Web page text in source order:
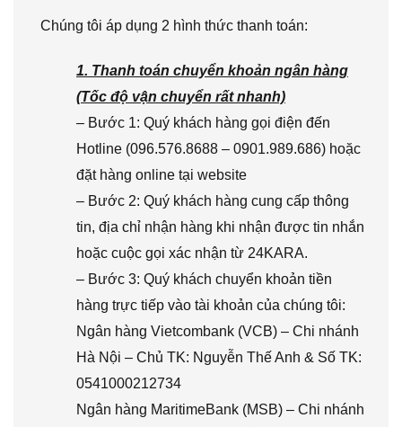
Chúng tôi áp dụng 2 hình thức thanh toán:
1. Thanh toán chuyển khoản ngân hàng
(Tốc độ vận chuyển rất nhanh)
– Bước 1: Quý khách hàng gọi điện đến
Hotline (096.576.8688 – 0901.989.686) hoặc
đặt hàng online tại website
– Bước 2: Quý khách hàng cung cấp thông
tin, địa chỉ nhận hàng khi nhận được tin nhắn
hoặc cuộc gọi xác nhận từ 24KARA.
– Bước 3: Quý khách chuyển khoản tiền
hàng trực tiếp vào tài khoản của chúng tôi:
Ngân hàng Vietcombank (VCB) – Chi nhánh
Hà Nội – Chủ TK: Nguyễn Thế Anh & Số TK:
0541000212734
Ngân hàng MaritimeBank (MSB) – Chi nhánh